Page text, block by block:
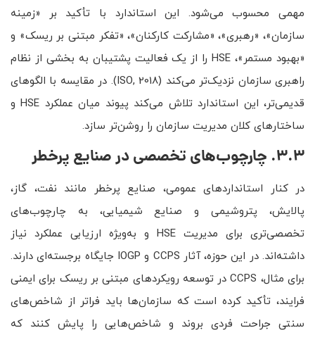
مهمی محسوب می‌شود. این استاندارد با تأکید بر «زمینه
سازمان»، «رهبری»، «مشارکت کارکنان»، «تفکر مبتنی بر ریسک» و
«بهبود مستمر»، HSE را از یک فعالیت پشتیبان به بخشی از نظام
راهبری سازمان نزدیک‌تر می‌کند (ISO, 2018). در مقایسه با الگوهای
قدیمی‌تر، این استاندارد تلاش می‌کند پیوند میان عملکرد HSE و
ساختارهای کلان مدیریت سازمان را روشن‌تر سازد.
3.3. چارچوب‌های تخصصی در صنایع پرخطر
در کنار استانداردهای عمومی، صنایع پرخطر مانند نفت، گاز،
پالایش، پتروشیمی و صنایع شیمیایی، به چارچوب‌های
تخصصی‌تری برای مدیریت HSE و به‌ویژه ارزیابی عملکرد نیاز
داشته‌اند. در این حوزه، آثار CCPS و IOGP جایگاه برجسته‌ای دارند.
برای مثال، CCPS در توسعه رویکردهای مبتنی بر ریسک برای ایمنی
فرایند، تأکید کرده است که سازمان‌ها باید فراتر از شاخص‌های
سنتی جراحت فردی بروند و شاخص‌هایی را پایش کنند که